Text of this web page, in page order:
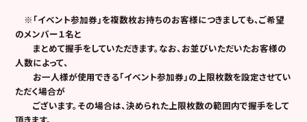
※「イベント参加券」を複数枚お持ちのお客様につきましても、ご希望
のメンバー１名と
まとめて握手をしていただきます。なお、お並びいただいたお客様の
人数によって、
お一人様が使用できる「イベント参加券」の上限枚数を設定させてい
ただく場合が
ございます。その場合は、決められた上限枚数の範囲内で握手をして
頂きます。